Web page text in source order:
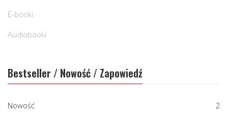
E-booki
Audiobooki
Bestseller / Nowość / Zapowiedź
Nowość 2